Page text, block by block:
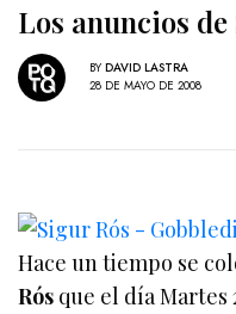
Los anuncios
BY DAVID LASTRA
28 DE MAYO DE 2008
Hace un tiempo se
Rós que el día Martes